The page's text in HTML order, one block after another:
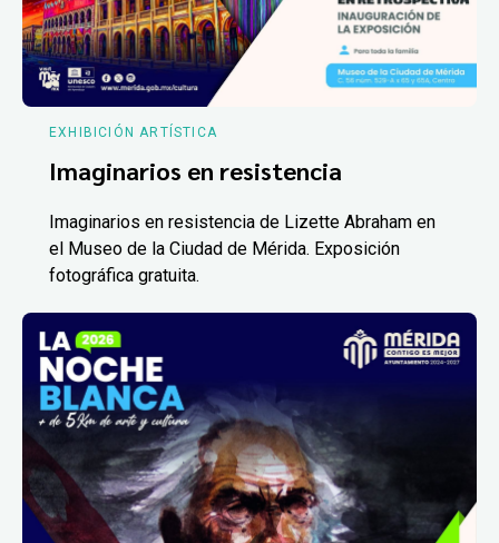
EXHIBICIÓN ARTÍSTICA
Imaginarios en resistencia
Imaginarios en resistencia de Lizette Abraham en
el Museo de la Ciudad de Mérida. Exposición
fotográfica gratuita.